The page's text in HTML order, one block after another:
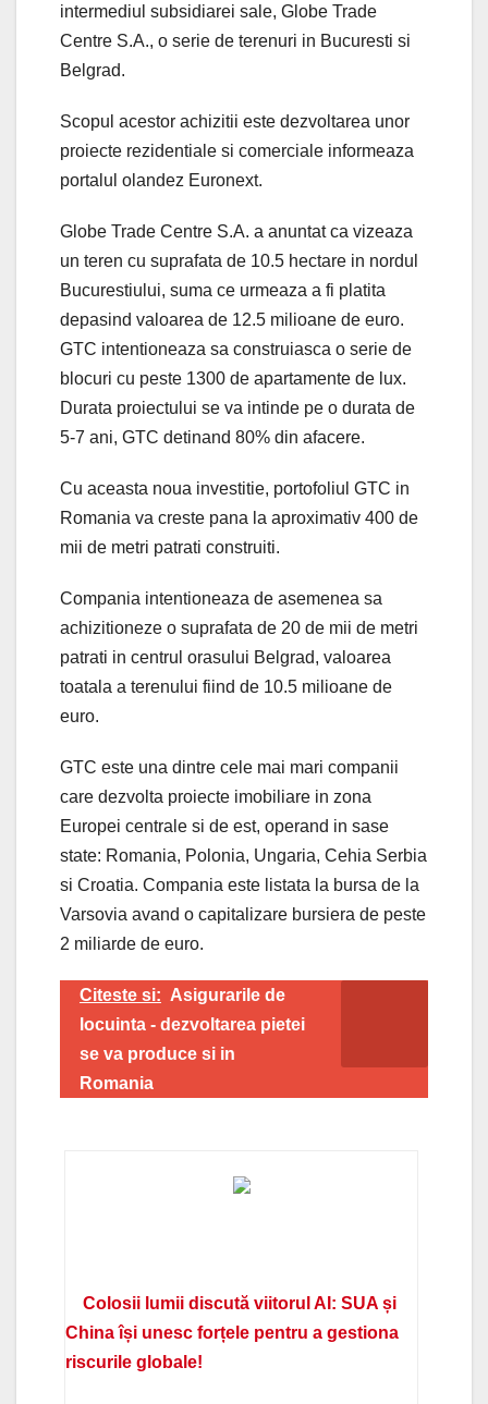
intermediul subsidiarei sale, Globe Trade
Centre S.A., o serie de terenuri in Bucuresti si
Belgrad.
Scopul acestor achizitii este dezvoltarea unor
proiecte rezidentiale si comerciale informeaza
portalul olandez Euronext.
Globe Trade Centre S.A. a anuntat ca vizeaza
un teren cu suprafata de 10.5 hectare in nordul
Bucurestiului, suma ce urmeaza a fi platita
depasind valoarea de 12.5 milioane de euro.
GTC intentioneaza sa construiasca o serie de
blocuri cu peste 1300 de apartamente de lux.
Durata proiectului se va intinde pe o durata de
5-7 ani, GTC detinand 80% din afacere.
Cu aceasta noua investitie, portofoliul GTC in
Romania va creste pana la aproximativ 400 de
mii de metri patrati construiti.
Compania intentioneaza de asemenea sa
achizitioneze o suprafata de 20 de mii de metri
patrati in centrul orasului Belgrad, valoarea
toatala a terenului fiind de 10.5 milioane de
euro.
GTC este una dintre cele mai mari companii
care dezvolta proiecte imobiliare in zona
Europei centrale si de est, operand in sase
state: Romania, Polonia, Ungaria, Cehia Serbia
si Croatia. Compania este listata la bursa de la
Varsovia avand o capitalizare bursiera de peste
2 miliarde de euro.
Citeste si: Asigurarile de
locuinta - dezvoltarea pietei
se va produce si in
Romania
Colosii lumii discută viitorul AI: SUA și
China își unesc forțele pentru a gestiona
riscurile globale!